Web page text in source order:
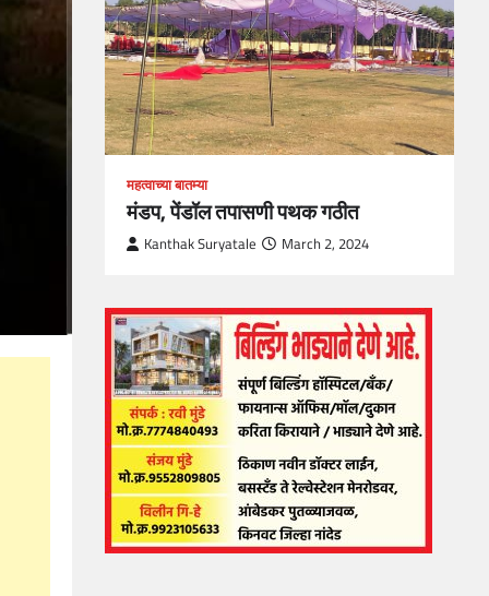
महत्वाच्या बातम्या
मंडप, पेंडॉल तपासणी पथक गठीत
Kanthak Suryatale March 2, 2024